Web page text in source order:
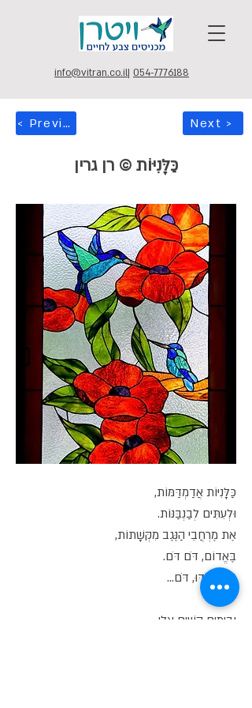
info@vitran.co.il| 054-7776188
< Previous Next >
כַּלָּנִיּוֹת © רן גרין
כַּלָּנִיּוֹת אֲדַמְדַּמּוֹת,
וּלְעִתִּים לְבַנְבַּנּוֹת.
אֶת מֶרְחֲבֵי הַנֶּגֶב מִקְּשָׁתוֹת,
בֶּאֱדוֹם, דֹּם דֹּם.
דּוּ, דּוּ, דּוּ, דֹּם...
וּבְיָמִים קָשִׁים אֵלּוּ,